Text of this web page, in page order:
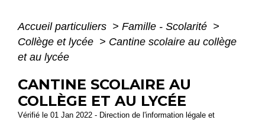
Accueil particuliers > Famille - Scolarité >
Collège et lycée > Cantine scolaire au collège
et au lycée
CANTINE SCOLAIRE AU
COLLÈGE ET AU LYCÉE
Vérifié le 01 Jan 2022 - Direction de l'information légale et